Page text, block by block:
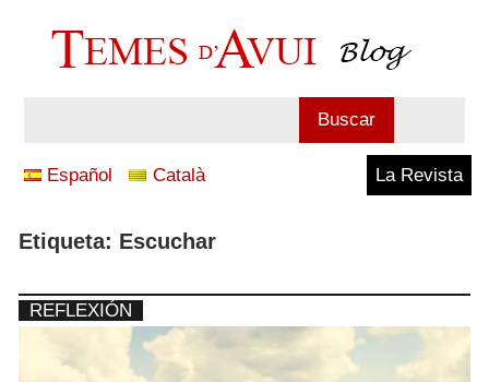
Temes
Buscar
Español Català La Revista
Etiqueta: Escuchar
REFLEXIÓN